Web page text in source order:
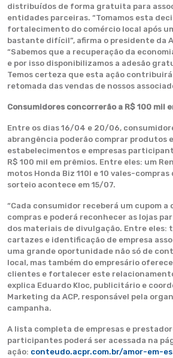
distribuídos de forma gratuita para
entidades parceiras. “Tomamos esta
fortalecimento do comércio local após
bastante difícil”, afirma o presidente da
“Sabemos que a recuperação da
e por isso disponibilizamos a adesão
Temos certeza que esta ação
retomada das vendas de nossos
Consumidores concorrerão a R$ 100 mil
Entre os dias 16/04 e 20/06,
abrangência poderão comprar produtos
estabelecimentos e empresas
R$ 100 mil em prêmios. Entre eles: um
motos Honda Biz 110I e 10 vales-compras
sorteio acontece em 15/07.
“Cada consumidor receberá um cupom a
compras e poderá reconhecer as lojas
dos materiais de divulgação. Entre eles:
cartazes e identificação de empresa
uma grande oportunidade não só de
local, mas também do empresário
clientes e fortalecer este
explica Eduardo Kloc, publicitário e
Marketing da ACP, responsável pela
campanha.
A lista completa de empresas e
participantes poderá ser acessada na
ação: conteudo.acpr.com.br/amor-em-